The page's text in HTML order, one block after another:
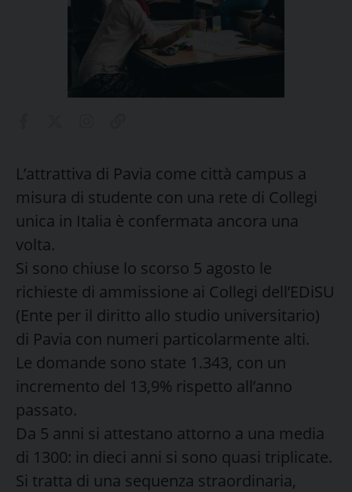
L’attrattiva di Pavia come città campus a
misura di studente con una rete di Collegi
unica in Italia è confermata ancora una
volta.
Si sono chiuse lo scorso 5 agosto le
richieste di ammissione ai Collegi dell’EDiSU
(Ente per il diritto allo studio universitario)
di Pavia con numeri particolarmente alti.
Le domande sono state 1.343, con un
incremento del 13,9% rispetto all’anno
passato.
Da 5 anni si attestano attorno a una media
di 1300: in dieci anni si sono quasi triplicate.
Si tratta di una sequenza straordinaria,